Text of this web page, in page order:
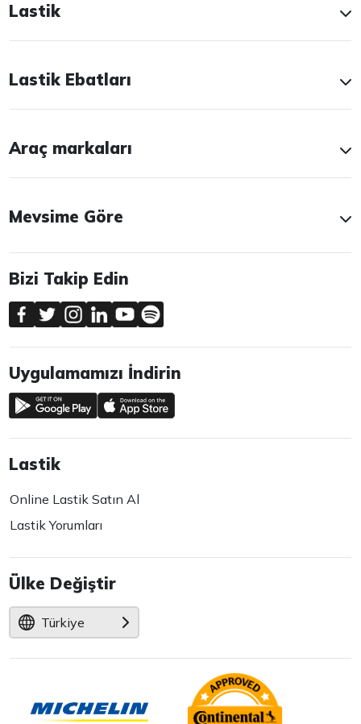
Lastik
Lastik Ebatları
Araç markaları
Mevsime Göre
Bizi Takip Edin
Uygulamamızı İndirin
Lastik
Online Lastik Satın Al
Lastik Yorumları
Ülke Değiştir
Türkiye